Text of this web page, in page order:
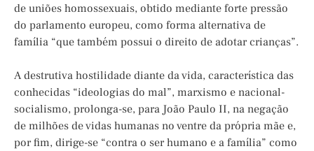
de uniões homossexuais, obtido mediante forte pressão
do parlamento europeu, como forma alternativa de
família “que também possui o direito de adotar crianças”.
A destrutiva hostilidade diante da vida, característica das
conhecidas “ideologias do mal”, marxismo e nacional-
socialismo, prolonga-se, para João Paulo II, na negação
de milhões de vidas humanas no ventre da própria mãe e,
por fim, dirige-se “contra o ser humano e a família” como